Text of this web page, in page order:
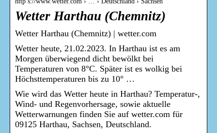
Wetter Harthau (Chemnitz)
Wetter Harthau (Chemnitz) | wetter.com
Wetter heute, 21.02.2023. In Harthau ist es am
Morgen überwiegend dicht bewölkt bei
Temperaturen von 8°C. Später ist es wolkig bei
Höchsttemperaturen bis zu 10° …
Wie wird das Wetter heute in Harthau? Temperatur-,
Wind- und Regenvorhersage, sowie aktuelle
Wetterwarnungen finden Sie auf wetter.com für
09125 Harthau, Sachsen, Deutschland.